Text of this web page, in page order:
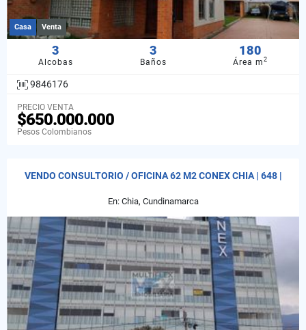
Casa Venta
3
Alcobas
3
Baños
180
Área m2
9846176
PRECIO VENTA
$650.000.000
Pesos Colombianos
VENDO CONSULTORIO / OFICINA 62 M2 CONEX CHIA | 648 |
En: Chia, Cundinamarca